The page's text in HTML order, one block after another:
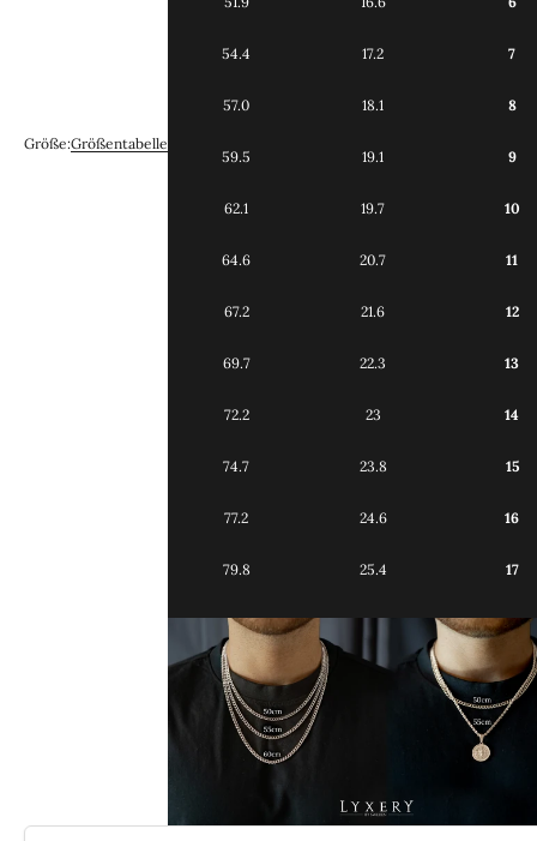
Größe:Größentabelle
54.4 17.2 7
57.0 18.1 8
59.5 19.1 9
62.1 19.7 10
64.6 20.7 11
67.2 21.6 12
69.7 22.3 13
72.2 23 14
74.7 23.8 15
77.2 24.6 16
79.8 25.4 17